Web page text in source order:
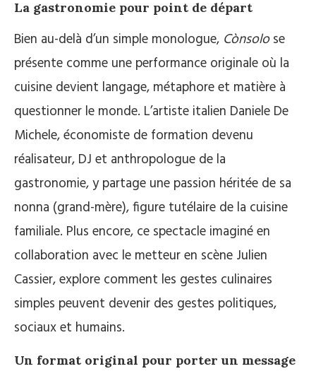
La gastronomie pour point de départ
Bien au-delà d’un simple monologue, Cònsolose
présente comme une performance originale où la
cuisine devient langage, métaphore et matière à
questionner le monde. L’artiste italien Daniele De
Michele, économiste de formation devenu
réalisateur, DJ et anthropologue de la
gastronomie, y partage une passion héritée de sa
nonna (grand-mère), figure tutélaire de la cuisine
familiale. Plus encore, ce spectacle imaginé en
collaboration avec le metteur en scène Julien
Cassier, explore comment les gestes culinaires
simples peuvent devenir des gestes politiques,
sociaux et humains.
Un format original pour porter un message